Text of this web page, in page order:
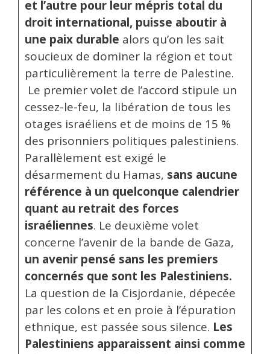
et l’autre pour leur mépris total du
droit international, puisse aboutir à
une paix durable alors qu’on les sait
soucieux de dominer la région et tout
particulièrement la terre de Palestine.
Le premier volet de l’accord stipule un
cessez-le-feu, la libération de tous les
otages israéliens et de moins de 15 %
des prisonniers politiques palestiniens.
Parallèlement est exigé le
désarmement du Hamas, sans aucune
référence à un quelconque calendrier
quant au retrait des forces
israéliennes. Le deuxième volet
concerne l’avenir de la bande de Gaza,
un avenir pensé sans les premiers
concernés que sont les Palestiniens.
La question de la Cisjordanie, dépecée
par les colons et en proie à l’épuration
ethnique, est passée sous silence. Les
Palestiniens apparaissent ainsi comme